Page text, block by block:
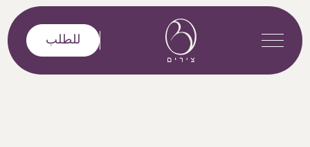
تخطى إلى المحتوى
للطلب